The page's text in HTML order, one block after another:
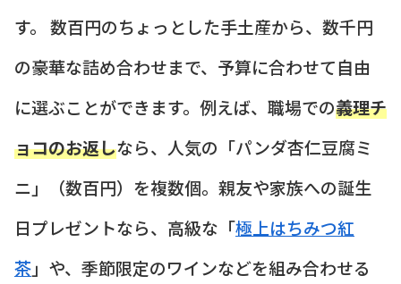
す。 数百円のちょっとした手土産から、数千円
の豪華な詰め合わせまで、予算に合わせて自由
に選ぶことができます。例えば、職場での義理チ
ョコのお返しなら、人気の「パンダ杏仁豆腐ミ
ニ」（数百円）を複数個。親友や家族への誕生
日プレゼントなら、高級な「極上はちみつ紅
茶」や、季節限定のワインなどを組み合わせる